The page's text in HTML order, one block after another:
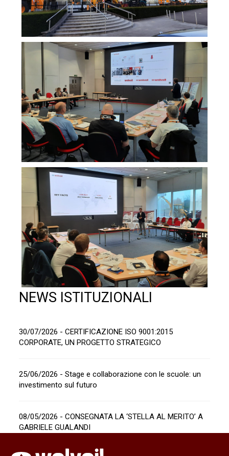
NEWS ISTITUZIONALI
30/07/2026 - CERTIFICAZIONE ISO 9001:2015
CORPORATE, UN PROGETTO STRATEGICO
25/06/2026 - Stage e collaborazione con le scuole: un
investimento sul futuro
08/05/2026 - CONSEGNATA LA ‘STELLA AL MERITO’ A
GABRIELE GUALANDI